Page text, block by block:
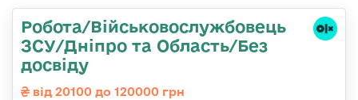
Робота/Військовослужбовець
ЗСУ/Дніпро та Область/Без
досвіду
від 20100 до 120000 грн